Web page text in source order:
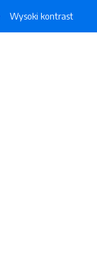
Wysoki kontrast